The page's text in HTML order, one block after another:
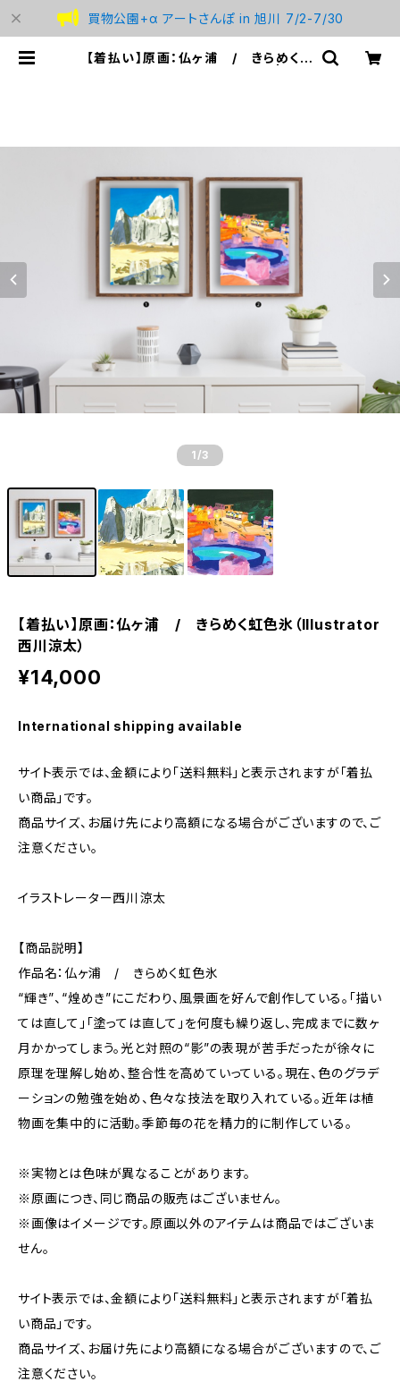
買物公園+α アートさんぽ in 旭川 7/2-7/30
【着払い】原画：仏ヶ浦 / きらめく虹
1 /3
【着払い】原画：仏ヶ浦 / きらめく虹色氷（Illustrator
西川涼太）
¥14,000
International shipping available
サイト表示では、金額により「送料無料」と表示されますが「着払
い商品」です。
商品サイズ、お届け先により高額になる場合がございますので、ご
注意ください。
イラストレーター西川涼太
【商品説明】
作品名：仏ヶ浦 / きらめく虹色氷
“輝き”、“煌めき”にこだわり、風景画を好んで創作している。「描い
ては直して」「塗っては直して」を何度も繰り返し、完成までに数ヶ
月かかってしまう。光と対照の“影”の表現が苦手だったが徐々に
原理を理解し始め、整合性を高めていっている。現在、色のグラデ
ーションの勉強を始め、色々な技法を取り入れている。近年は植
物画を集中的に活動。季節毎の花を精力的に制作している。
※実物とは色味が異なることがあります。
※原画につき、同じ商品の販売はございません。
※画像はイメージです。原画以外のアイテムは商品ではございま
せん。
サイト表示では、金額により「送料無料」と表示されますが「着払
い商品」です。
商品サイズ、お届け先により高額になる場合がございますので、ご
注意ください。